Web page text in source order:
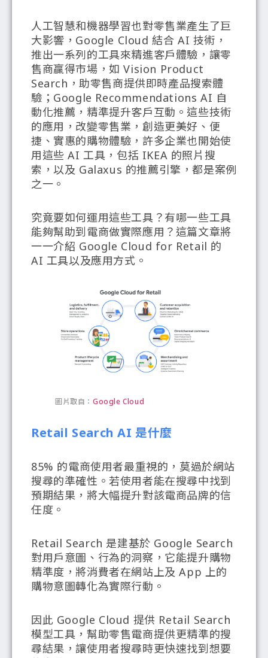
人工智慧和機器學習也對零售業產生了巨
大影響，Google Cloud 結合 AI 技術，
推出一系列的工具來精進客戶體驗，讓零
售商贏得市場，如 Vision Product
Search，助零售商提供即時產品搜索體
驗；Google Recommendations AI 自
動化推薦，精準提升客戶互動。這些技術
的應用，改變零售業，創造更美好、便
捷、實惠的購物體驗，許多企業也開始使
用這些 AI 工具，包括 IKEA 的照片搜
索，以及 Galaxus 的推薦引擎，都是案例
之一。
究竟要如何運用這些工具？有哪一些工具
能夠幫助到電商做實際應用？這篇文章將
一一介紹 Google Cloud for Retail 的
AI 工具以及應用方式。
圖片取自： Google Cloud
Retail Search AI 是什麼
85% 的電商使用者最重視的，莫過於網站
搜尋的準確性。若使用者能在搜尋中找到
預期結果，將大幅提升對該電商品牌的信
任度。
Retail Search 是建基於 Google Search
對用戶意圖、行為的洞察，它能提升購物
精準度，將消費者在網站上及 App 上的
購物意圖轉化為實際行動。
因此 Google Cloud 提供 Retail Search
模型工具，幫助零售電商提供更精準的搜
尋結果，讓使用者搜尋時更快速找到想要